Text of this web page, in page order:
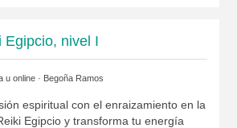
Egipcio, nivel I
u online · Begoña Ramos
espiritual con el enraizamiento en la
Egipcio y transforma tu energía